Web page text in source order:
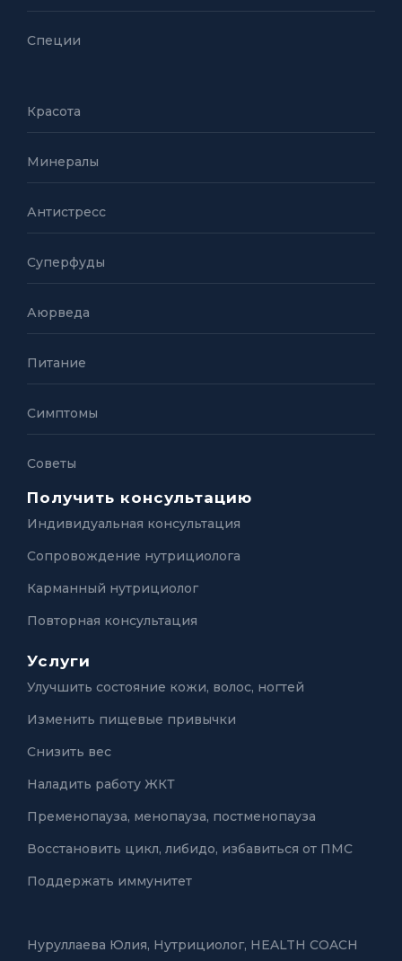
Специи
Красота
Минералы
Антистресс
Суперфуды
Аюрведа
Питание
Симптомы
Советы
Получить консультацию
Индивидуальная консультация
Сопровождение нутрициолога
Карманный нутрициолог
Повторная консультация
Услуги
Улучшить состояние кожи, волос, ногтей
Изменить пищевые привычки
Снизить вес
Наладить работу ЖКТ
Пременопауза, менопауза, постменопауза
Восстановить цикл, либидо, избавиться от ПМС
Поддержать иммунитет
Нуруллаева Юлия, Нутрициолог, HEALTH COACH